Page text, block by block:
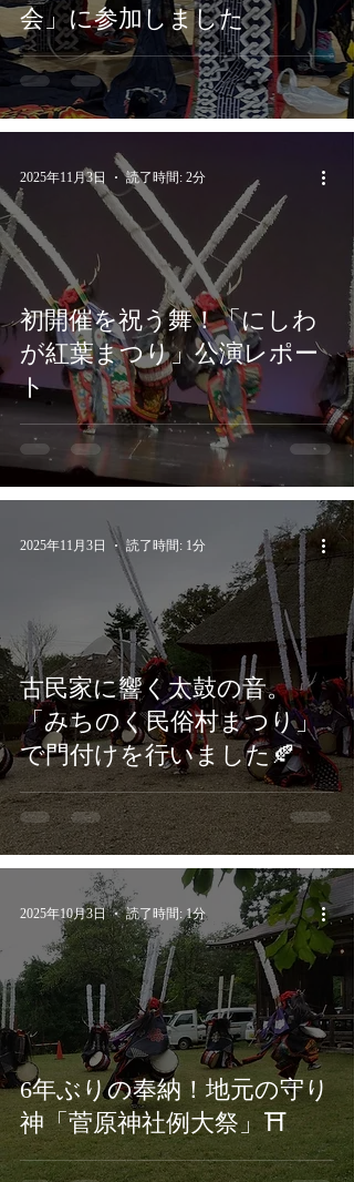
会」に参加しました
初開催を祝う舞！「にしわ
が紅葉まつり」公演レポー
ト
2025年11月3日 読了時間: 2分
古民家に響く太鼓の音。
「みちのく民俗村まつり」
で門付けを行いました🍂
2025年11月3日 読了時間: 1分
6年ぶりの奉納！地元の守り
神「菅原神社例大祭」⛩️
2025年10月3日 読了時間: 1分